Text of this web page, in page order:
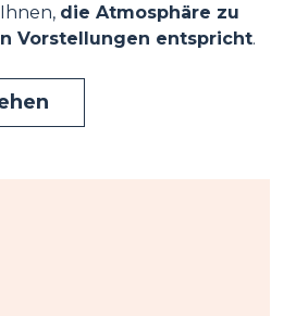
die Atmosphäre zu
Vorstellungen entspricht.